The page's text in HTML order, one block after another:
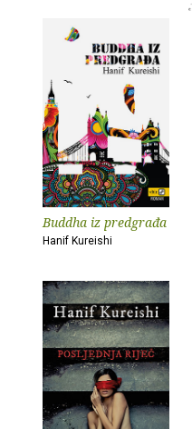
Buddha iz predgrađa
Hanif Kureishi